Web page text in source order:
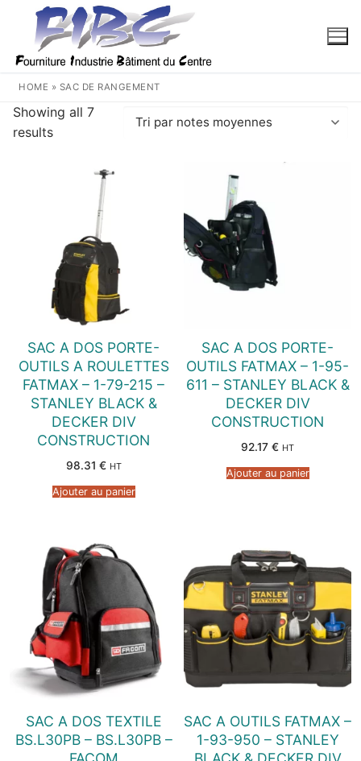
contenu
HOME » SAC DE RANGEMENT
Showing all 7
results
Trié
SAC A DOS PORTE-
OUTILS A ROULETTES
FATMAX – 1-79-215 –
STANLEY BLACK &
DECKER DIV
CONSTRUCTION
98.31 € HT
Ajouter au panier
SAC A DOS PORTE-
OUTILS FATMAX – 1-95-
611 – STANLEY BLACK &
DECKER DIV
CONSTRUCTION
92.17 € HT
Ajouter au panier
SAC A DOS TEXTILE
BS.L30PB – BS.L30PB –
SAC A OUTILS FATMAX –
1-93-950 – STANLEY